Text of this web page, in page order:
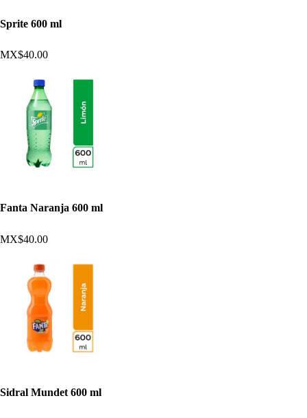
Sprite 600 ml
MX$40.00
Fanta Naranja 600 ml
MX$40.00
Sidral Mundet 600 ml